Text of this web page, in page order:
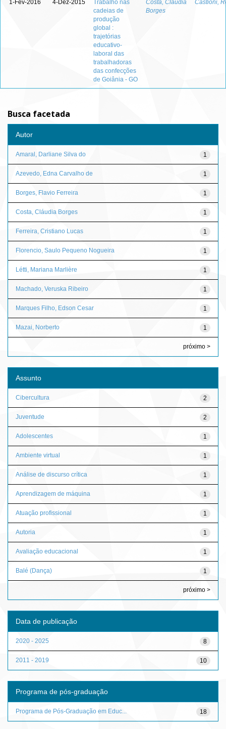
1-Fev-2016 4-Dez-2015
Trabalho nas
cadeias de
produção
global :
trajetórias
educativo-
laboral das
trabalhadoras
das confecções
de Goiânia - GO
Costa, Cláudia
Borges
Castioni,
Busca facetada
Autor
1
Amaral, Darliane Silva do
1
Azevedo, Edna Carvalho de
1
Borges, Flavio Ferreira
1
Costa, Cláudia Borges
1
Ferreira, Cristiano Lucas
1
Florencio, Saulo Pequeno Nogueira
1
Létti, Mariana Marlière
1
Machado, Veruska Ribeiro
1
Marques Filho, Edson Cesar
1
Mazai, Norberto
próximo >
Assunto
2
Cibercultura
2
Juventude
1
Adolescentes
1
Ambiente virtual
1
Análise de discurso crítica
1
Aprendizagem de máquina
1
Atuação profissional
1
Autoria
1
Avaliação educacional
1
Balé (Dança)
próximo >
Data de publicação
8
2020 - 2025
10
2011 - 2019
Programa de pós-graduação
18
Programa de Pós-Graduação em Educ...